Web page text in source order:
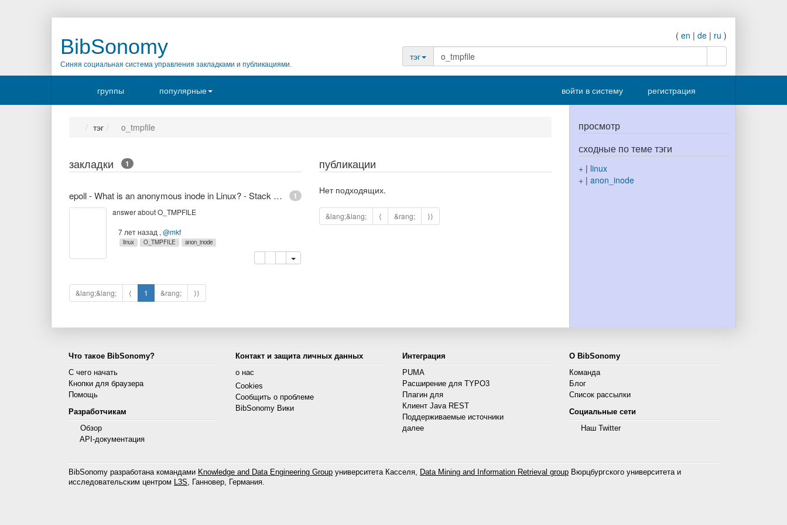
BibSonomy
Синяя социальная система управления закладками и публикациями.
( en | de | ru )
тэг
группы популярные войти в систему регистрация
тэг o_tmpfile
закладки 1
1
epoll - What is an anonymous inode in Linux? - Stack Overflow
answer about O_TMPFILE
7 лет назад ,@mkf
linux O_TMPFILE anon_inode
копировать
удалить
&lang;&lang; ⟨ 1 &rang; ⟩⟩
публикации
Нет подходящих.
&lang;&lang; ⟨ &rang; ⟩⟩
просмотр
сходные по теме тэги
+| linux
+| anon_inode
Что такое BibSonomy?
С чего начать
Кнопки для браузера
Помощь
Разработчикам
Обзор
API-документация
Контакт и защита личных данных
о нас
Cookies
Сообщить о проблеме
BibSonomy Вики
Интеграция
PUMA
Расширение для TYPO3
Плагин для
Клиент Java REST
Поддерживаемые источники
далее
О BibSonomy
Команда
Блог
Список рассылки
Социальные сети
Наш Twitter
BibSonomy разработана командами Knowledge and Data Engineering Group университета Касселя, Data Mining and Information Retrieval group Вюрцбургского университета и
исследовательским центром L3S, Ганновер, Германия.